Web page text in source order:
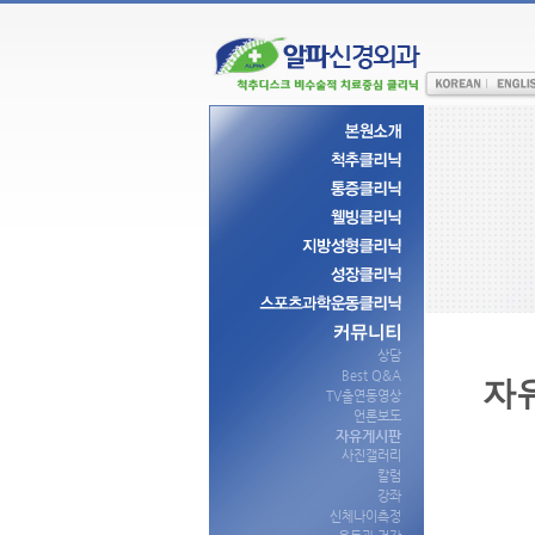
상담
Best Q&A
TV출연동영상
언론보도
자유게시판
사진갤러리
칼럼
강좌
신체나이측정
자